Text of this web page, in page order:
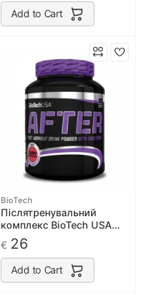
Add to Cart
BioTech
Післятренувальний
комплекс BioTech USA
After 630g
€ 26
Add to Cart